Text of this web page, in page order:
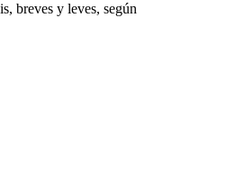
breves y leves, según